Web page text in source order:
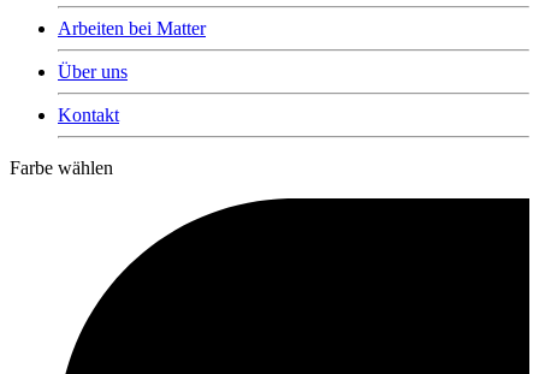
Arbeiten bei Matter
Über uns
Kontakt
Farbe wählen